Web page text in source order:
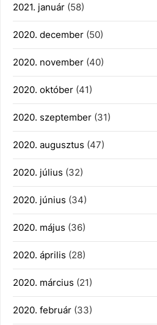
2021. január (58)
2020. december (50)
2020. november (40)
2020. október (41)
2020. szeptember (31)
2020. augusztus (47)
2020. július (32)
2020. június (34)
2020. május (36)
2020. április (28)
2020. március (21)
2020. február (33)